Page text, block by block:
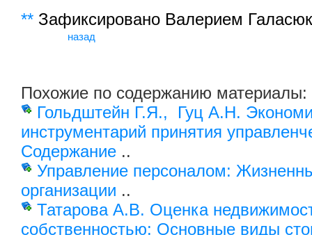
** Зафиксировано Валерием
назад
Похожие по содержанию материалы:
Гольдштейн Г.Я., Гуц А.Н.
инструментарий принятия
Содержание ..
Управление персоналом:
организации ..
Татарова А.В. Оценка
собственностью: Основные виды